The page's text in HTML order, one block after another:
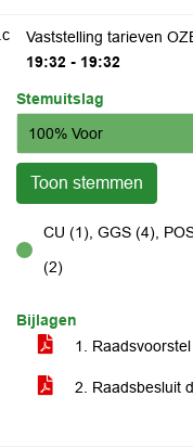
Vaststelling tarieven
19:32 - 19:32
Stemuitslag
100% Voor
Toon stemmen
voor
CU (1), GGS (4),
(2)
Bijlagen
1.
2. Raadsbesluit